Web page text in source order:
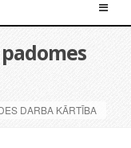
DARBA KĀRTĪBA